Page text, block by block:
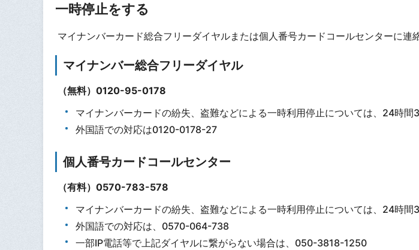
一時停止をする
マイナンバーカード総合フリーダイヤルまたは個人番号カードコールセンターに連
マイナンバー総合フリーダイヤル
（無料）0120-95-0178
マイナンバーカードの紛失、盗難などによる一時利用停止については、24時間
外国語での対応は0120-0178-27
個人番号カードコールセンター
（有料）0570-783-578
マイナンバーカードの紛失、盗難などによる一時利用停止については、24時間
外国語での対応は、0570-064-738
一部IP電話等で上記ダイヤルに繋がらない場合は、050-3818-1250